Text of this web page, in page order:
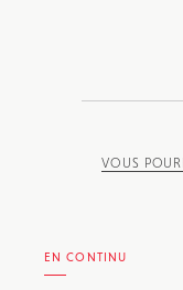
VOUS
EN CONTINU